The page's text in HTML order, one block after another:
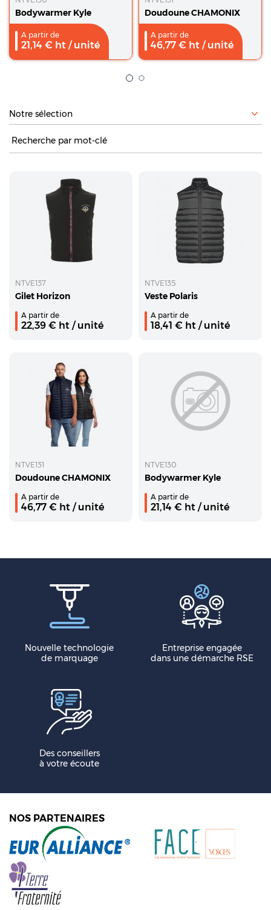
Bodywarmer Kyle
A partir de
21,14 € ht / unité
Doudoune CHAMONIX
A partir de
46,77 € ht / unité
Recherche :
NTVE137
Gilet Horizon
A partir de
22,39 € ht / unité
NTVE135
Veste Polaris
A partir de
18,41 € ht / unité
NTVE131
Doudoune CHAMONIX
A partir de
46,77 € ht / unité
NTVE130
Bodywarmer Kyle
A partir de
21,14 € ht / unité
Nouvelle technologie
de marquage
Entreprise engagée
dans une démarche RSE
Des conseillers
à votre écoute
NOS PARTENAIRES